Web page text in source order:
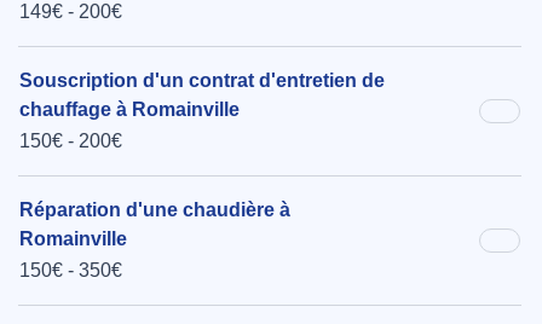
149€ - 200€
Souscription d'un contrat d'entretien de
chauffage à Romainville
150€ - 200€
Réparation d'une chaudière à
Romainville
150€ - 350€